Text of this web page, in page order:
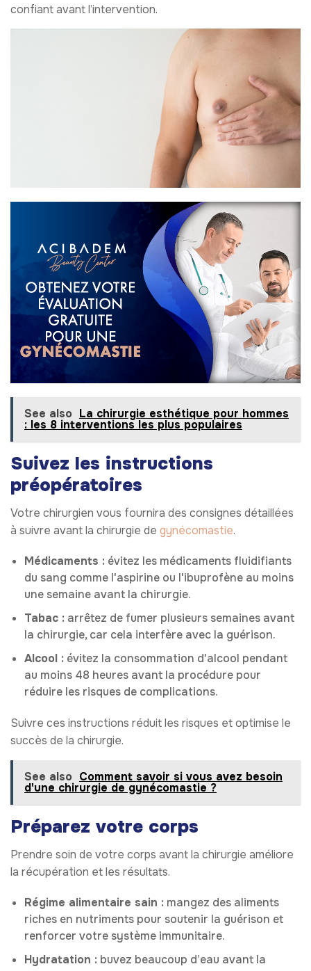
confiant avant l’intervention.
See also La chirurgie esthétique pour hommes
: les 8 interventions les plus populaires
Suivez les instructions
préopératoires
Votre chirurgien vous fournira des consignes détaillées
à suivre avant la chirurgie de gynécomastie.
Médicaments : évitez les médicaments fluidifiants
du sang comme l'aspirine ou l'ibuprofène au moins
une semaine avant la chirurgie.
Tabac : arrêtez de fumer plusieurs semaines avant
la chirurgie, car cela interfère avec la guérison.
Alcool : évitez la consommation d'alcool pendant
au moins 48 heures avant la procédure pour
réduire les risques de complications.
Suivre ces instructions réduit les risques et optimise le
succès de la chirurgie.
See also Comment savoir si vous avez besoin
d'une chirurgie de gynécomastie ?
Préparez votre corps
Prendre soin de votre corps avant la chirurgie améliore
la récupération et les résultats.
Régime alimentaire sain : mangez des aliments
riches en nutriments pour soutenir la guérison et
renforcer votre système immunitaire.
Hydratation : buvez beaucoup d’eau avant la